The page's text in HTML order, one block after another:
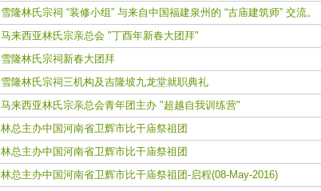
雪隆林氏宗祠 “装修小组” 与来自中国福建泉州的 “古庙建筑师” 交流。
马来西亚林氏宗亲总会 "丁酉年新春大团拜"
雪隆林氏宗祠新春大团拜
雪隆林氏宗祠三机构及吉隆坡九龙堂就职典礼
马来西亚林氏宗亲总会青年团主办 "超越自我训练营"
林总主办中国河南省卫辉市比干庙祭祖团
林总主办中国河南省卫辉市比干庙祭祖团
林总主办中国河南省卫辉市比干庙祭祖团-启程(08-May-2016)